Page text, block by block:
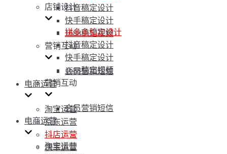
抖音稿定设计
快手稿定设计
1688稿定视频
营销互动
会员营销短信
电商运营
淘宝运营
京东运营
抖店运营
快手运营
店铺设计
拼多多稿定设计
抖音稿定设计
快手稿定设计
1688稿定视频
营销互动
会员营销短信
电商运营
淘宝运营